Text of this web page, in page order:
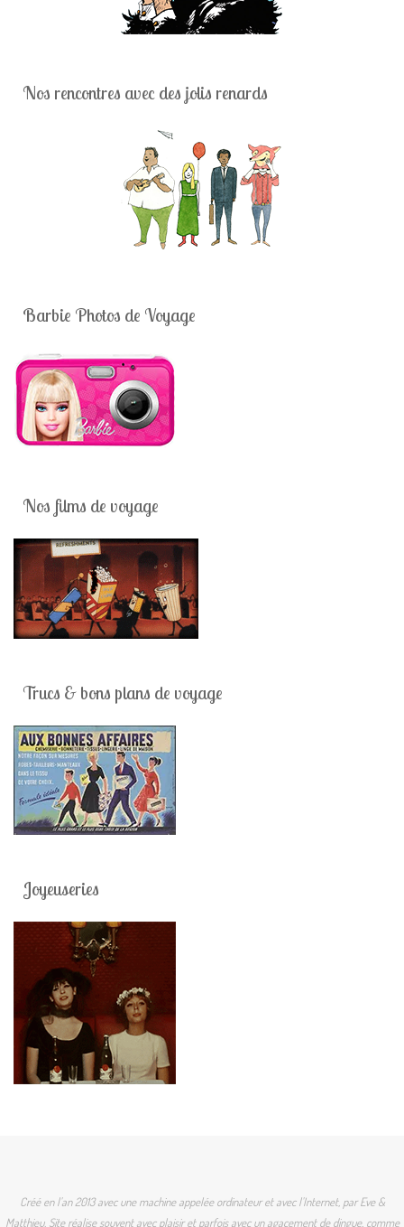
Nos rencontres avec des jolis renards
Barbie Photos de Voyage
Nos films de voyage
Trucs & bons plans de voyage
Joyeuseries
Créé en l'an 2013 avec une machine appelée ordinateur et avec l'Internet, par Eve &
Matthieu. Site réalise souvent avec plaisir et parfois avec un agacement de dingue, comme